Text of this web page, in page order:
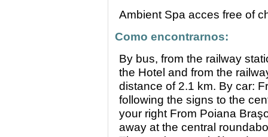
Ambient Spa acces free of
Como encontrarnos:
By bus, from the railway
the Hotel and from the
distance of 2.1 km. By car:
following the signs to the
your right From Poiana
away at the central